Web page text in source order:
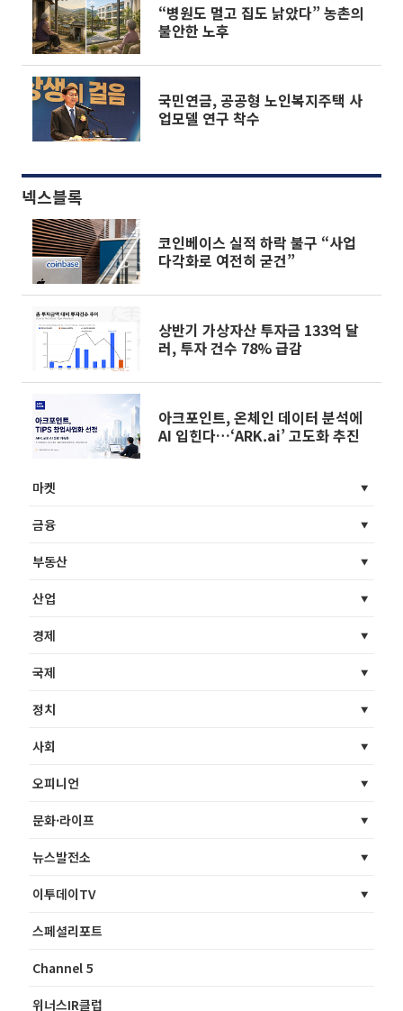
“병원도 멀고 집도 낡았다” 농촌의
불안한 노후
국민연금, 공공형 노인복지주택 사
업모델 연구 착수
넥스블록
코인베이스 실적 하락 불구 “사업
다각화로 여전히 굳건”
상반기 가상자산 투자금 133억 달
러, 투자 건수 78% 급감
아크포인트, 온체인 데이터 분석에
AI 입힌다…‘ARK.ai’ 고도화 추진
마켓
금융
부동산
산업
경제
국제
정치
사회
오피니언
문화·라이프
뉴스발전소
이투데이TV
스페셜리포트
Channel 5
위너스IR클럽